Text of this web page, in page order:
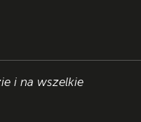
i na wszelkie